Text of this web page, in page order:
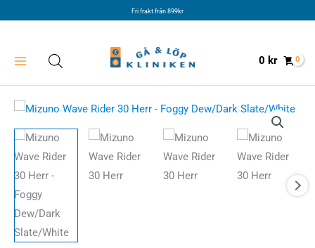
Fri frakt från 899kr
0 kr